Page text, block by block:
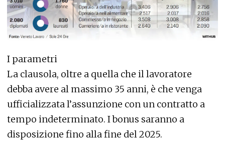
I parametri
La clausola, oltre a quella che il lavoratore
debba avere al massimo 35 anni, è che venga
ufficializzata l’assunzione con un contratto a
tempo indeterminato. I bonus saranno a
disposizione fino alla fine del 2025.